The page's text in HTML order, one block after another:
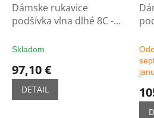
Dámske rukavice
podšívka vlna dlhé 8C -
Skladom
97,10 €
DETAIL